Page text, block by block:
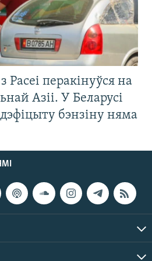
Расеі перакінуўся на
Азіі. У Беларусі
бэнзіну няма